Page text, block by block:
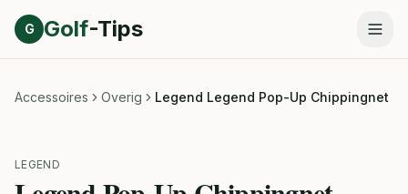
Direct naar inhoud
G Golf-Tips
Accessoires Overig Legend Legend Pop-Up Chippingnet
LEGEND